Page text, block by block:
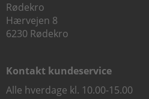
Rødekro
Hærvejen 8
6230 Rødekro
Kontakt kundeservice
Alle hverdage kl. 10.00-15.00